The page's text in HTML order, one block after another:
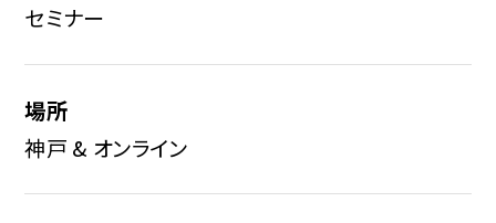
セミナー
場所
神戸 & オンライン